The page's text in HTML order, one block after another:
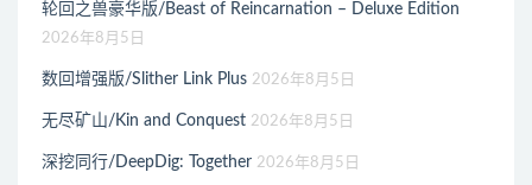
轮回之兽豪华版/Beast of Reincarnation – Deluxe Edition
2026年8月5日
数回增强版/Slither Link Plus 2026年8月5日
无尽矿山/Kin and Conquest 2026年8月5日
深挖同行/DeepDig: Together 2026年8月5日